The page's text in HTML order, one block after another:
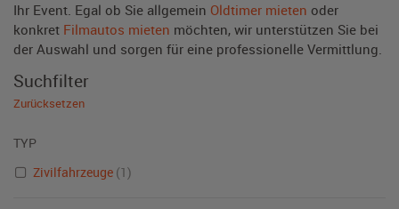
Ihr Event. Egal ob Sie allgemein Oldtimer mieten oder
konkret Filmautos mieten möchten, wir unterstützen Sie bei
der Auswahl und sorgen für eine professionelle Vermittlung.
Suchfilter
Zurücksetzen
TYP
Zivilfahrzeuge (1)